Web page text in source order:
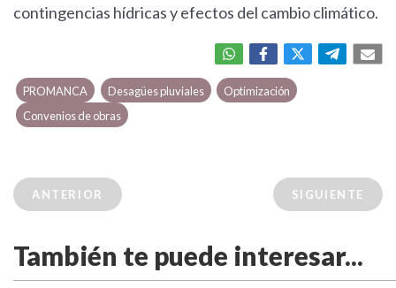
contingencias hídricas y efectos del cambio climático.
PROMANCA Desagües pluviales
Optimización
Convenios de obras
ANTERIOR SIGUIENTE
También te puede interesar...